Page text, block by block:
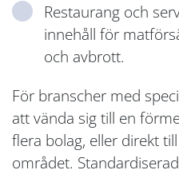
Restaurang och
innehåll för
och avbrott.
För branscher med
att vända sig till en
flera bolag, eller direkt
området.